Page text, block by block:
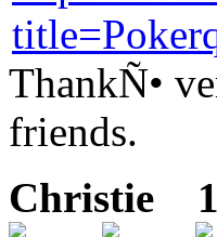
ThankÑ•
friends.
Christie